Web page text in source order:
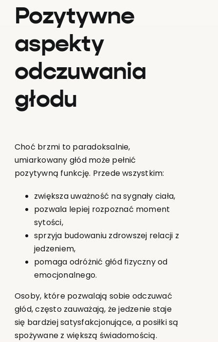
Pozytywne
aspekty
odczuwania
głodu
Choć brzmi to paradoksalnie,
umiarkowany głód może pełnić
pozytywną funkcję. Przede wszystkim:
zwiększa uważność na sygnały ciała,
pozwala lepiej rozpoznać moment
sytości,
sprzyja budowaniu zdrowszej relacji z
jedzeniem,
pomaga odróżnić głód fizyczny od
emocjonalnego.
Osoby, które pozwalają sobie odczuwać
głód, często zauważają, że jedzenie staje
się bardziej satysfakcjonujące, a posiłki są
spożywane z większą świadomością.